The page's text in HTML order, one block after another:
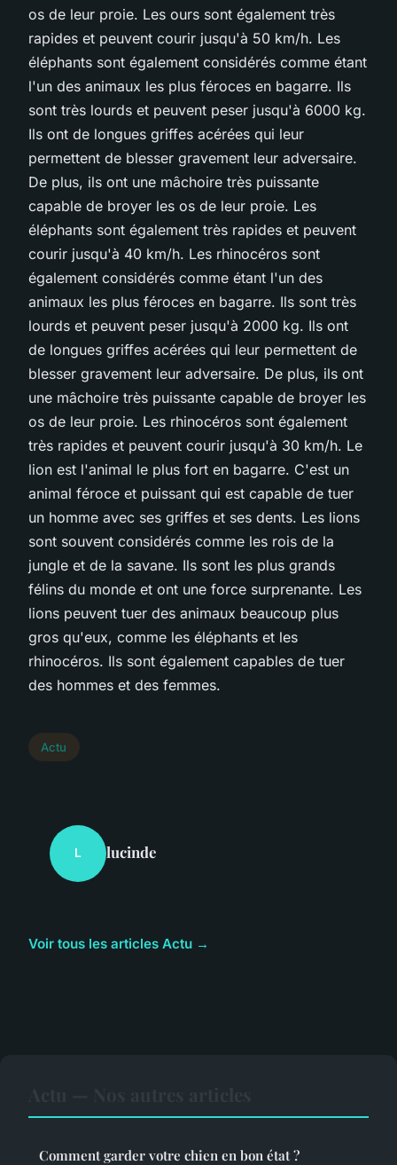
os de leur proie. Les ours sont également très
rapides et peuvent courir jusqu'à 50 km/h. Les
éléphants sont également considérés comme étant
l'un des animaux les plus féroces en bagarre. Ils
sont très lourds et peuvent peser jusqu'à 6000 kg.
Ils ont de longues griffes acérées qui leur
permettent de blesser gravement leur adversaire.
De plus, ils ont une mâchoire très puissante
capable de broyer les os de leur proie. Les
éléphants sont également très rapides et peuvent
courir jusqu'à 40 km/h. Les rhinocéros sont
également considérés comme étant l'un des
animaux les plus féroces en bagarre. Ils sont très
lourds et peuvent peser jusqu'à 2000 kg. Ils ont
de longues griffes acérées qui leur permettent de
blesser gravement leur adversaire. De plus, ils ont
une mâchoire très puissante capable de broyer les
os de leur proie. Les rhinocéros sont également
très rapides et peuvent courir jusqu'à 30 km/h. Le
lion est l'animal le plus fort en bagarre. C'est un
animal féroce et puissant qui est capable de tuer
un homme avec ses griffes et ses dents. Les lions
sont souvent considérés comme les rois de la
jungle et de la savane. Ils sont les plus grands
félins du monde et ont une force surprenante. Les
lions peuvent tuer des animaux beaucoup plus
gros qu'eux, comme les éléphants et les
rhinocéros. Ils sont également capables de tuer
des hommes et des femmes.
Actu
L lucinde
Voir tous les articles Actu →
Comment garder votre chien en bon état ?